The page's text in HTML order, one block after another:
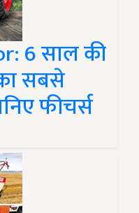
6 साल की
सबसे
फीचर्स